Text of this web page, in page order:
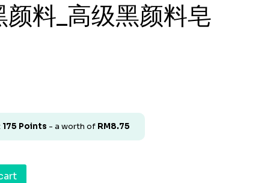
料_高级黑颜料皂
175 Points - a worth of RM8.75